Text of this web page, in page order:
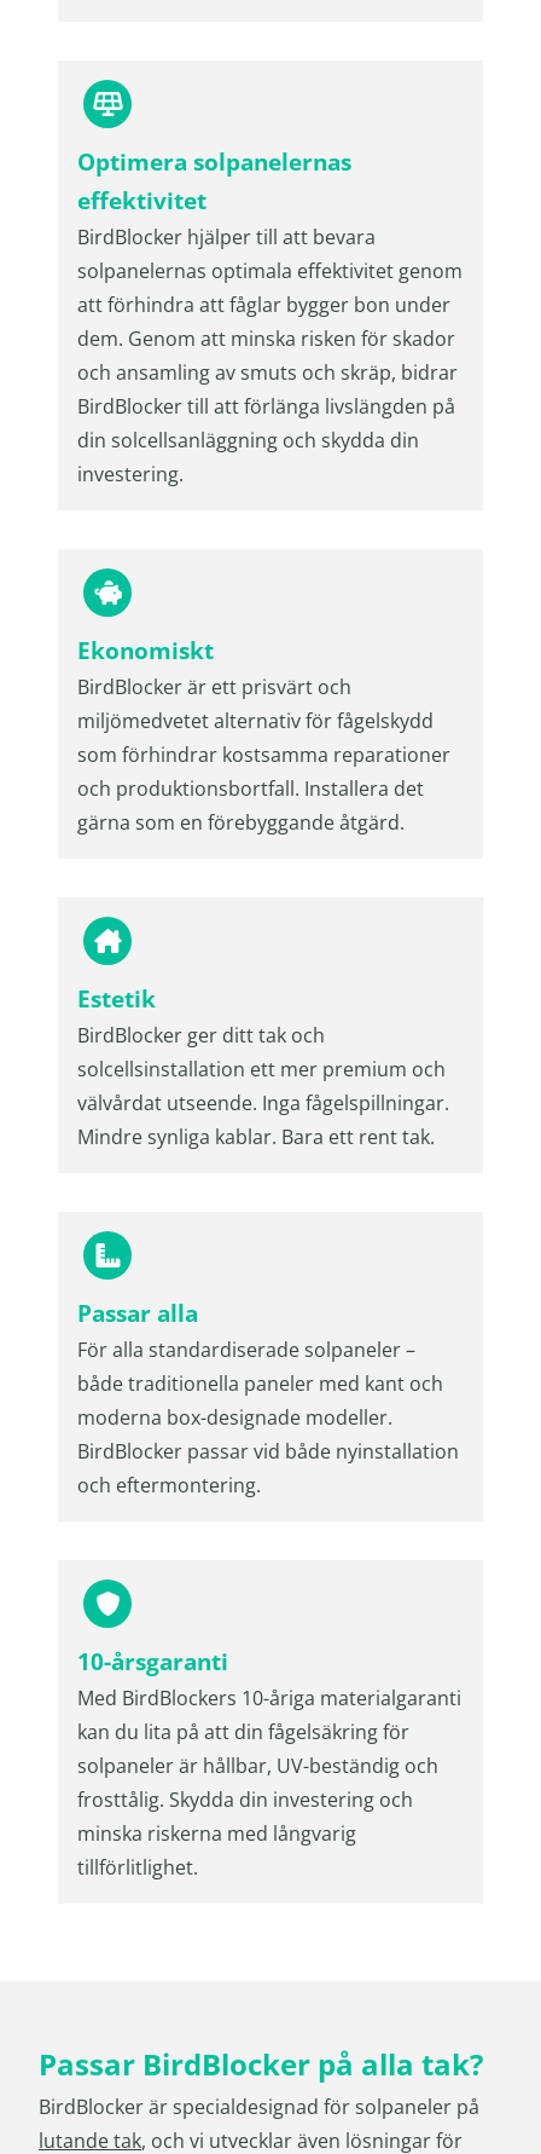
Optimera solpanelernas
effektivitet
BirdBlocker hjälper till att bevara
solpanelernas optimala effektivitet genom
att förhindra att fåglar bygger bon under
dem. Genom att minska risken för skador
och ansamling av smuts och skräp, bidrar
BirdBlocker till att förlänga livslängden på
din solcellsanläggning och skydda din
investering.
Ekonomiskt
BirdBlocker är ett prisvärt och
miljömedvetet alternativ för fågelskydd
som förhindrar kostsamma reparationer
och produktionsbortfall. Installera det
gärna som en förebyggande åtgärd.
Estetik
BirdBlocker ger ditt tak och
solcellsinstallation ett mer premium och
välvårdat utseende. Inga fågelspillningar.
Mindre synliga kablar. Bara ett rent tak.
Passar alla
För alla standardiserade solpaneler –
både traditionella paneler med kant och
moderna box-designade modeller.
BirdBlocker passar vid både nyinstallation
och eftermontering.
10-årsgaranti
Med BirdBlockers 10-åriga materialgaranti
kan du lita på att din fågelsäkring för
solpaneler är hållbar, UV-beständig och
frosttålig. Skydda din investering och
minska riskerna med långvarig
tillförlitlighet.
Passar BirdBlocker på alla tak?
BirdBlocker är specialdesignad för solpaneler på
lutande tak, och vi utvecklar även lösningar för